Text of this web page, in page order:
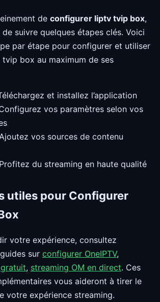
de configurer liptv tvip box,
suivre quelques étapes clés. Voici
par étape pour configurer et utiliser
box au maximum de ses
et installez l’application
vos paramètres selon vos
Ajoutez vos sources de contenu
Profitez du streaming en haute qualité
utiles pour Configurer
votre expérience, consultez
sur configurer OneIPTV,
, streaming OM en direct. Ces
vous aideront à tirer le
votre expérience streaming.